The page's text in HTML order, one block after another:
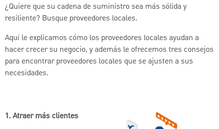
¿Quiere que su cadena de suministro sea más sólida y
resiliente? Busque proveedores locales.
Aquí le explicamos cómo los proveedores locales ayudan a
hacer crecer su negocio, y además le ofrecemos tres consejos
para encontrar proveedores locales que se ajusten a sus
necesidades.
1. Atraer más clientes